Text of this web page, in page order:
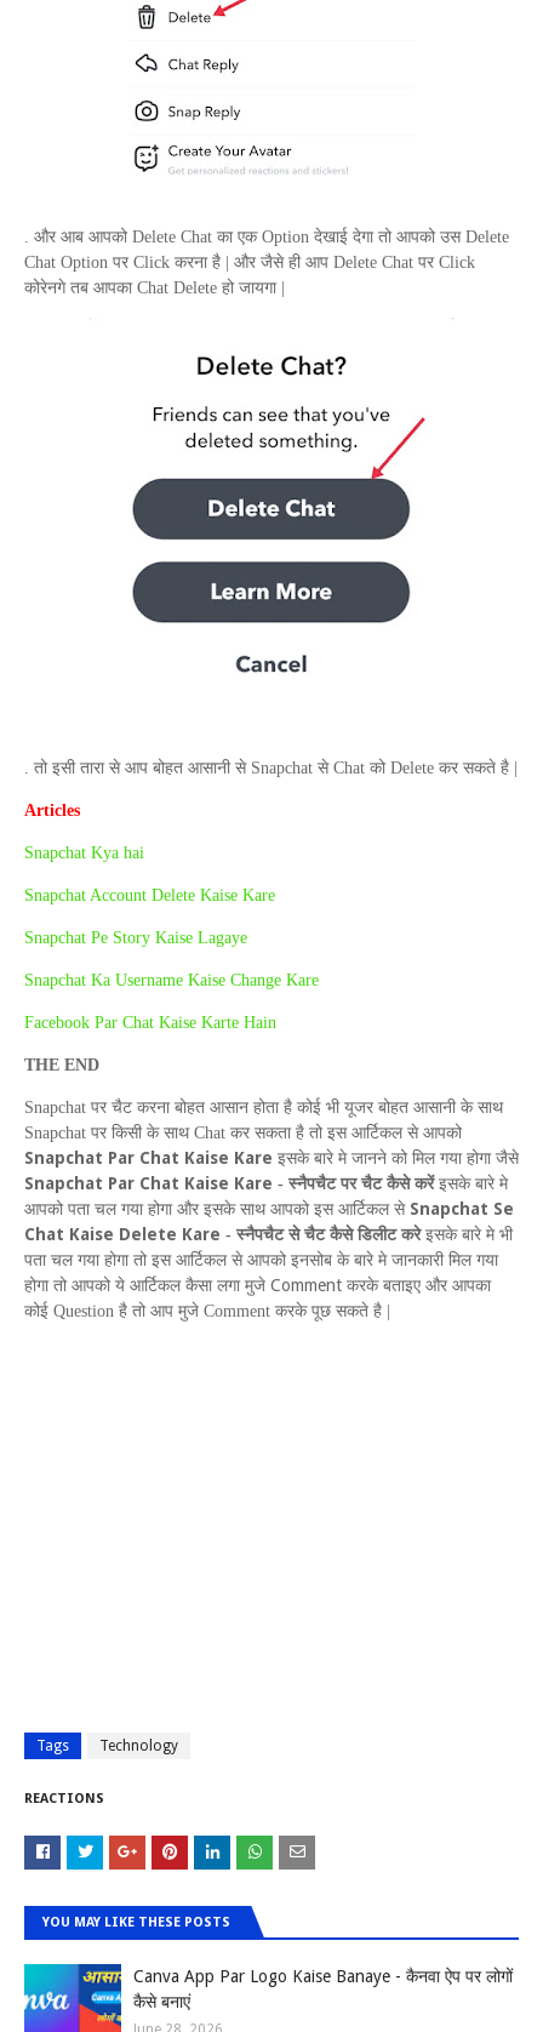
. और आब आपको Delete Chat का एक Option देखाई देगा तो आपको उस Delete
Chat Option पर Click करना है | और जैसे ही आप Delete Chat पर Click
कोरेनगे तब आपका Chat Delete हो जायगा |
. तो इसी तारा से आप बोहत आसानी से Snapchat से Chat को Delete कर सकते है |
Articles
Snapchat Kya hai
Snapchat Account Delete Kaise Kare
Snapchat Pe Story Kaise Lagaye
Snapchat Ka Username Kaise Change Kare
Facebook Par Chat Kaise Karte Hain
THE END
Snapchat पर चैट करना बोहत आसान होता है कोई भी यूजर बोहत आसानी के साथ
Snapchat पर किसी के साथ Chat कर सकता है तो इस आर्टिकल से आपको
Snapchat Par Chat Kaise Kare इसके बारे मे जानने को मिल गया होगा जैसे
Snapchat Par Chat Kaise Kare - स्नैपचैट पर चैट कैसे करें इसके बारे मे
आपको पता चल गया होगा और इसके साथ आपको इस आर्टिकल से Snapchat Se
C hat Kaise Delete Kare - स्नैपचैट से चैट कैसे डिलीट करेइसके बारे मे भी
पता चल गया होगा तो इस आर्टिकल से आपको इनसोब के बारे मे जानकारी मिल गया
होगा तो आपको ये आर्टिकल कैसा लगा मुजे Comment करके बताइए और आपका
कोई Question है तो आप मुजे Comment करके पूछ सकते है |
Tags Technology
REACTIONS
YOU MAY LIKE THESE POSTS
Canva App Par Logo Kaise Banaye - कैनवा ऐप पर लोगों
कैसे बनाएं